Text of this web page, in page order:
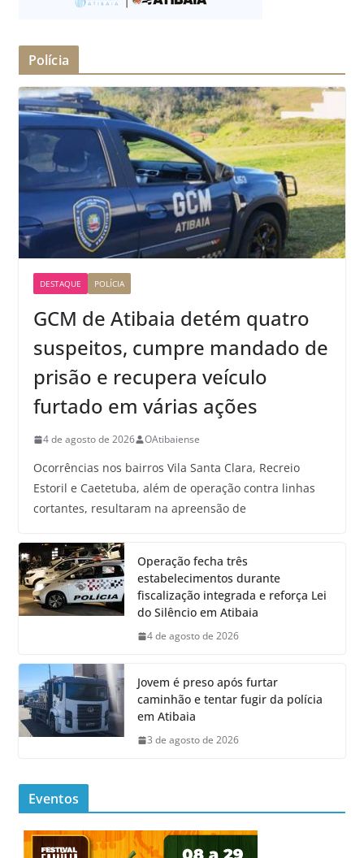
Polícia
DESTAQUE POLÍCIA
GCM de Atibaia detém quatro
suspeitos, cumpre mandado de
prisão e recupera veículo
furtado em várias ações
4 de agosto de 2026 OAtibaiense
Ocorrências nos bairros Vila Santa Clara, Recreio
Estoril e Caetetuba, além de operação contra linhas
cortantes, resultaram na apreensão de
Operação fecha três
estabelecimentos durante
fiscalização integrada e reforça Lei
do Silêncio em Atibaia
4 de agosto de 2026
Jovem é preso após furtar
caminhão e tentar fugir da polícia
em Atibaia
3 de agosto de 2026
Eventos